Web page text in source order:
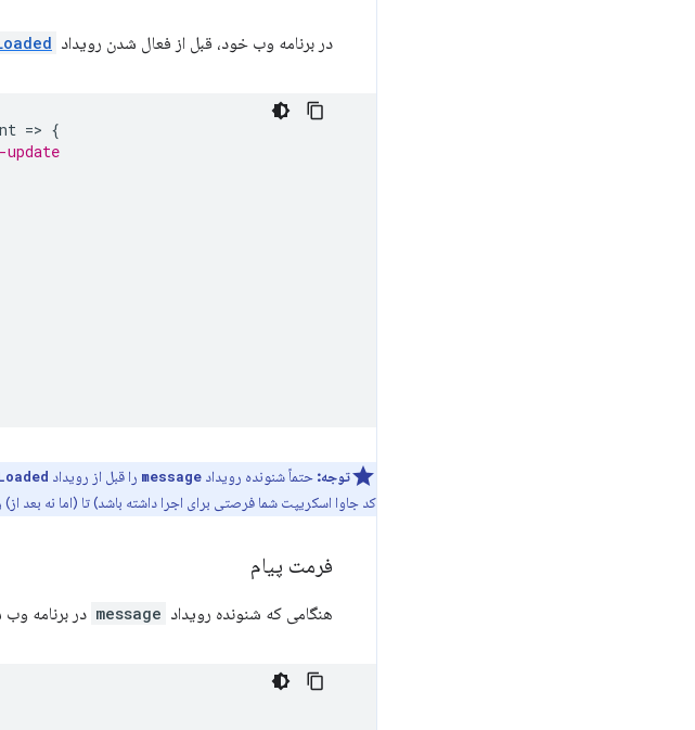
در برنامه وب خود، قبل از فعال شدن رویداد
=> {
توجه: حتماً شنونده رویداد message را قبل از رویداد
کد جاوا اسکریپت شما فرصتی برای اجرا داشته باشد) تا (اما نه بعد از)
فرمت پیام
هنگامی که شنونده رویداد message در برنامه